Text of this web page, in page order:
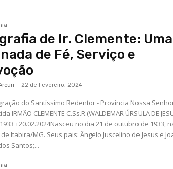
de Ir. Clemente: Uma
de Fé, Serviço e
- 22 de Fevereiro, 2024
do Santíssimo Redentor - Província Nossa
DE JESUS)
+20.02.2024Nasceu no dia 21 de outubro de 1933,
Itabira/MG. Seus pais: Ângelo Juscelino de Jesus e
Santos;...